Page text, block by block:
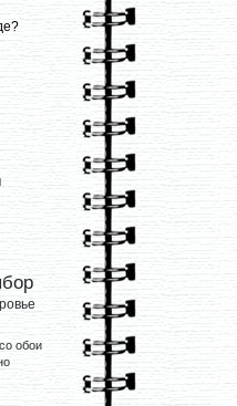
обои